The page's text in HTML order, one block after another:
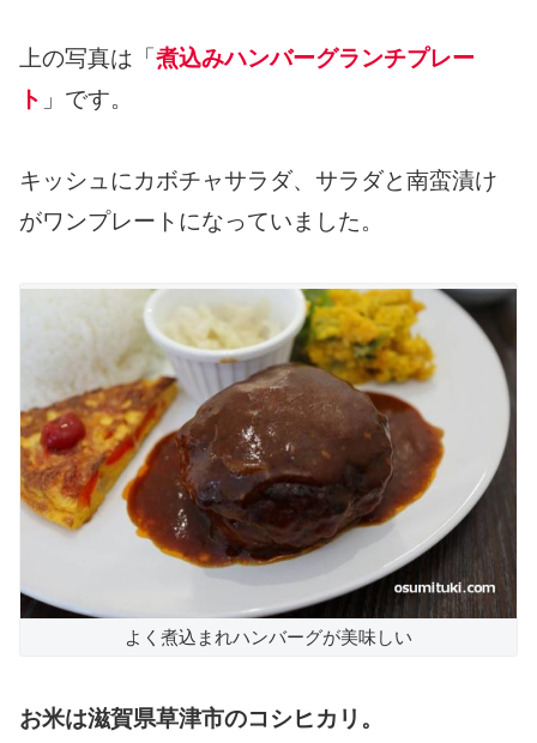
上の写真は「 煮込みハンバーグランチプレー
ト 」です。
キッシュにカボチャサラダ、サラダと南蛮漬け
がワンプレートになっていました。
よく煮込まれハンバーグが美味しい
お米は滋賀県草津市のコシヒカリ。